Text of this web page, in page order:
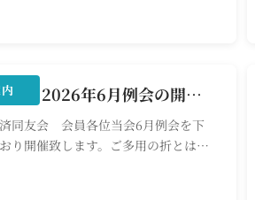
【ご案内】2026年6月例会の開催について
同友会 会員各位当会6月例会を下
り開催致します。ご多用の折とは存